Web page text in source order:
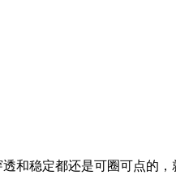
和稳定都还是可圈可点的